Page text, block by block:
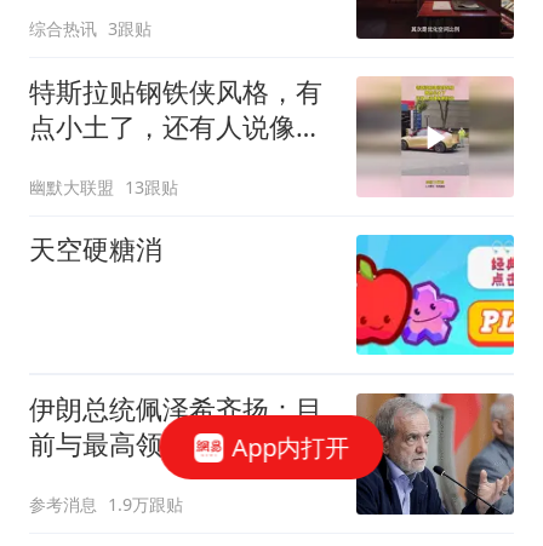
感
综合热讯 3跟贴
特斯拉贴钢铁侠风格，有
点小土了，还有人说像东
幽默大联盟 13跟贴
天空硬糖消
伊朗总统佩泽希齐扬：目
前与最高领袖联络"非常困
参考消息 1.9万跟贴
App内打开